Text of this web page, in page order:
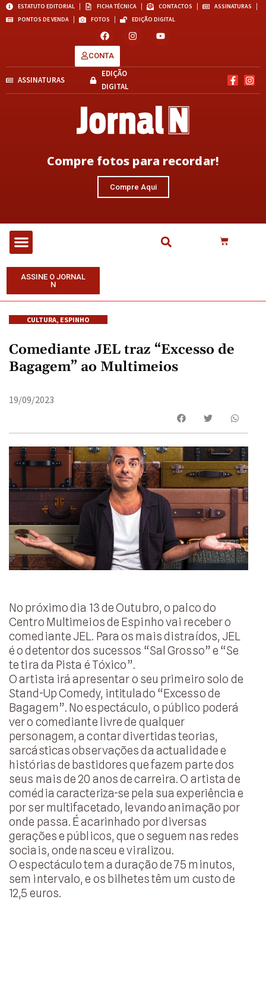
ESTATUTO EDITORIAL FICHA TÉCNICA CONTACTOS
ASSINATURAS
PONTOS DE VENDA
FOTOS EDIÇÃO DIGITAL
CONTA
ASSINATURAS
EDIÇÃO
DIGITAL
Compre fotos para recordar!
Compre Aqui
ASSINE O JORNAL
N
CULTURA, ESPINHO
Comediante JEL traz “Excesso de
Bagagem” ao Multimeios
19/09/2023
No próximo dia 13 de Outubro, o palco do
Centro Multimeios de Espinho vai receber o
comediante JEL. Para os mais distraídos, JEL
é o detentor dos sucessos “Sal Grosso” e “Se
te tira da Pista é Tóxico”.
O artista irá apresentar o seu primeiro solo de
Stand-Up Comedy, intitulado “Excesso de
Bagagem”. No espectáculo, o público poderá
ver o comediante livre de qualquer
personagem, a contar divertidas teorias,
sarcásticas observações da actualidade e
histórias de bastidores que fazem parte dos
seus mais de 20 anos de carreira. O artista de
comédia caracteriza-se pela sua experiência e
por ser multifacetado, levando animação por
onde passa. É acarinhado por diversas
gerações e públicos, que o seguem nas redes
sociais, onde nasceu e viralizou.
O espectáculo tem a duração de 75 minutos,
sem intervalo, e os bilhetes têm um custo de
12,5 euros.